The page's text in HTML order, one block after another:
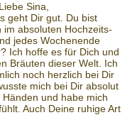
Liebe Sina,
geht Dir gut. Du bist
im absoluten Hochzeits-
jedes Wochenende
Ich hoffe es für Dich und
Bräuten dieser Welt. Ich
noch herzlich bei Dir
mich bei Dir absolut
und habe mich
Auch Deine ruhige Art